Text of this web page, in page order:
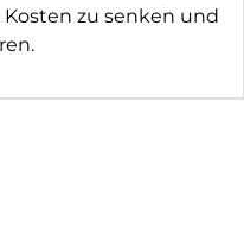
zu senken und